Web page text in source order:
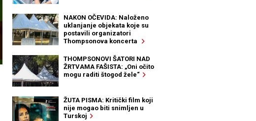
NAKON OČEVIDA: Naloženo
uklanjanje objekata koje su
postavili organizatori
Thompsonova koncerta
THOMPSONOVI ŠATORI NAD
ŽRTVAMA FAŠISTA: „Oni očito
mogu raditi štogod žele“
ŽUTA PISMA: Kritički film koji
nije mogao biti snimljen u
Turskoj